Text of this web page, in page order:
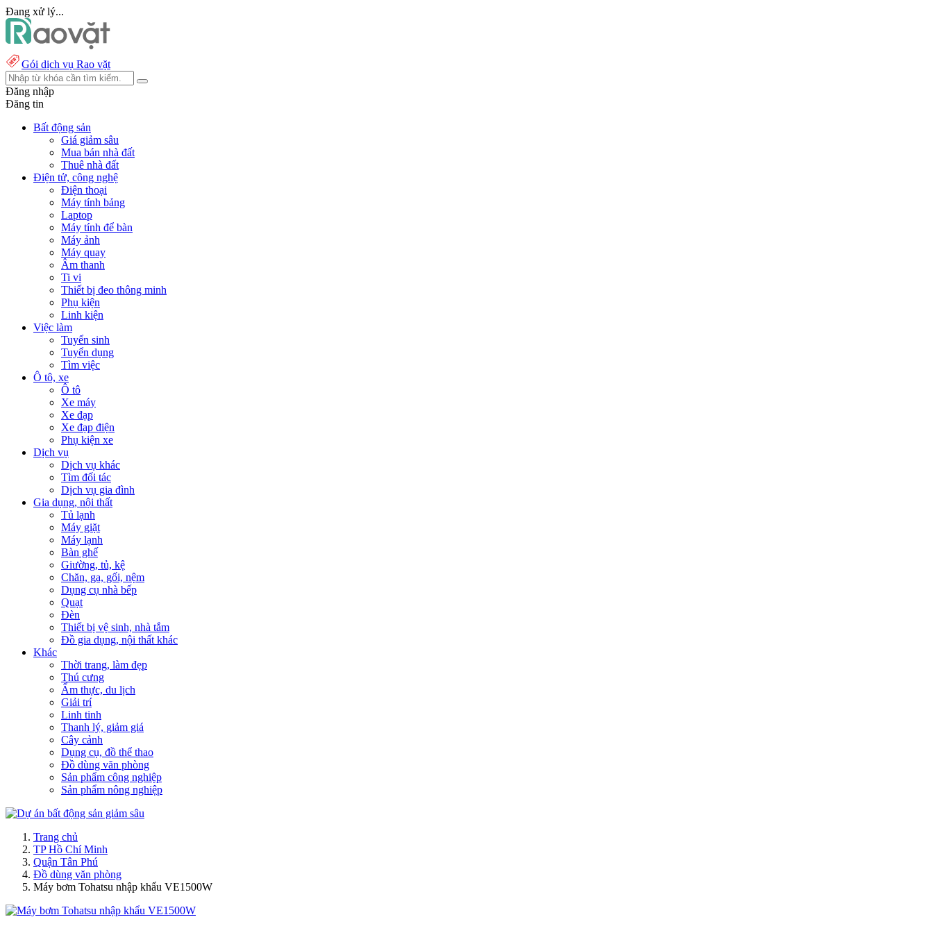
Đang xử lý...
Gói dịch vụ Rao vặt
Đăng nhập
Đăng tin
Bất động sản
Giá giảm sâu
Mua bán nhà đất
Thuê nhà đất
Điện tử, công nghệ
Điện thoại
Máy tính bảng
Laptop
Máy tính để bàn
Máy ảnh
Máy quay
Âm thanh
Ti vi
Thiết bị đeo thông minh
Phụ kiện
Linh kiện
Việc làm
Tuyển sinh
Tuyển dụng
Tìm việc
Ô tô, xe
Ô tô
Xe máy
Xe đạp
Xe đạp điện
Phụ kiện xe
Dịch vụ
Dịch vụ khác
Tìm đối tác
Dịch vụ gia đình
Gia dụng, nội thất
Tủ lạnh
Máy giặt
Máy lạnh
Bàn ghế
Giường, tủ, kệ
Chăn, ga, gối, nệm
Dụng cụ nhà bếp
Quạt
Đèn
Thiết bị vệ sinh, nhà tắm
Đồ gia dụng, nội thất khác
Khác
Thời trang, làm đẹp
Thú cưng
Ẩm thực, du lịch
Giải trí
Linh tinh
Thanh lý, giảm giá
Cây cảnh
Dụng cụ, đồ thể thao
Đồ dùng văn phòng
Sản phẩm công nghiệp
Sản phẩm nông nghiệp
Trang chủ
TP Hồ Chí Minh
Quận Tân Phú
Đồ dùng văn phòng
Máy bơm Tohatsu nhập khẩu VE1500W